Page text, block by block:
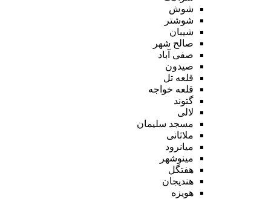
شوش
شوشتر
شیبان
صالح شهر
صفی آباد
صیدون
قلعه تل
قلعه خواجه
گتوند
لالی
مسجد سلیمان
ملاثانی
میانرود
مینوشهر
هفتگل
هندیجان
هویزه